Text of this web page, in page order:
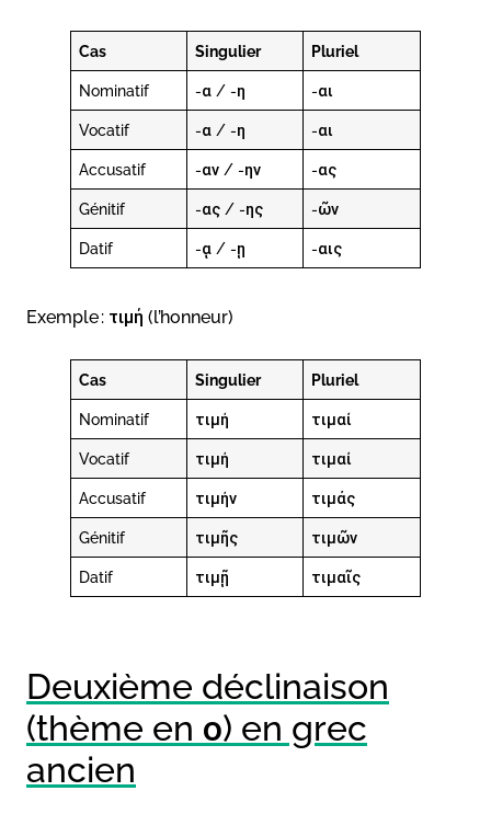
Cas Singulier Pluriel
Nominatif -α / -η -αι
Vocatif -α / -η -αι
Accusatif -αν / -ην -ας
Génitif -ας / -ης -ῶν
Datif -ᾳ / -ῃ -αις
Exemple : τιμή (l’honneur)
Cas Singulier Pluriel
Nominatif τιμή τιμαί
Vocatif τιμή τιμαί
Accusatif τιμήν τιμάς
Génitif τιμῆς τιμῶν
Datif τιμῇ τιμαῖς
Deuxième déclinaison
(thème en ο) en grec
ancien